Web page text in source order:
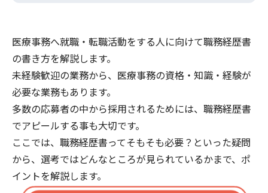
医療事務へ就職・転職活動をする人に向けて職務経歴書
の書き方を解説します。
未経験歓迎の業務から、医療事務の資格・知識・経験が
必要な業務もあります。
多数の応募者の中から採用されるためには、職務経歴書
でアピールする事も大切です。
ここでは、職務経歴書ってそもそも必要？といった疑問
から、選考ではどんなところが見られているかまで、ポ
イントを解説します。